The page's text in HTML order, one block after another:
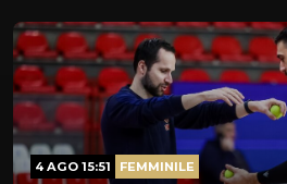
4 AGO 15:51 FEMMINILE